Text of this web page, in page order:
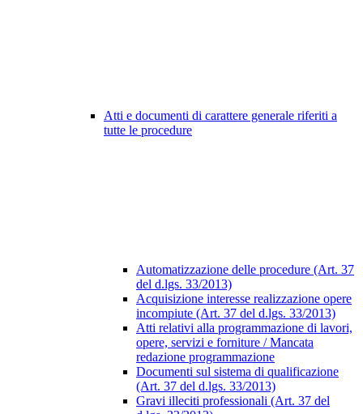
Atti e documenti di carattere generale riferiti a
tutte le procedure
Automatizzazione delle procedure (Art. 37
del d.lgs. 33/2013)
Acquisizione interesse realizzazione opere
incompiute (Art. 37 del d.lgs. 33/2013)
Atti relativi alla programmazione di lavori,
opere, servizi e forniture / Mancata
redazione programmazione
Documenti sul sistema di qualificazione
(Art. 37 del d.lgs. 33/2013)
Gravi illeciti professionali (Art. 37 del